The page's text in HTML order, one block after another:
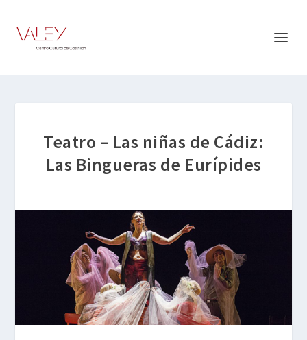
Teatro – Las niñas de Cádiz:
Las Bingueras de Eurípides